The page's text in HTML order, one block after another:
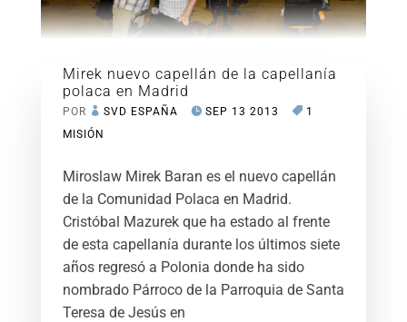
Mirek nuevo capellán de la capellanía
polaca en Madrid
POR SVD ESPAÑA SEP 13 2013
1
MISIÓN
Miroslaw Mirek Baran es el nuevo capellán
de la Comunidad Polaca en Madrid.
Cristóbal Mazurek que ha estado al frente
de esta capellanía durante los últimos siete
años regresó a Polonia donde ha sido
nombrado Párroco de la Parroquia de Santa
Teresa de Jesús en